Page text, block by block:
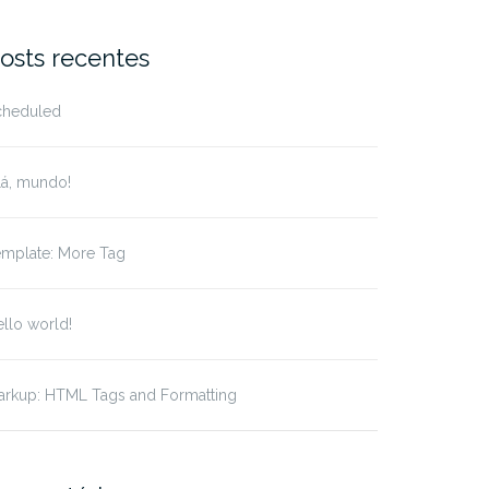
recentes
mundo!
More Tag
world!
HTML Tags and Formatting